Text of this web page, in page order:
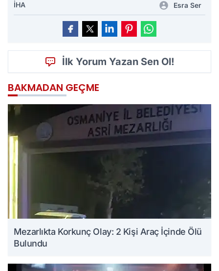
İHA Esra Ser
İlk Yorum Yazan Sen Ol!
BAKMADAN GEÇME
Mezarlıkta Korkunç Olay: 2 Kişi Araç İçinde Ölü
Bulundu